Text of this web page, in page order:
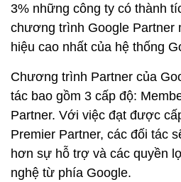
3% những công ty có thành
chương trình Google Partner
hiệu cao nhất của hệ thống
Chương trình Partner của
tác bao gồm 3 cấp độ:
Partner. Với việc đạt được
Premier Partner, các đối tác
hơn sự hỗ trợ và các quyền
nghệ từ phía Google.